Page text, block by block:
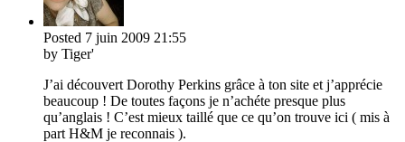
Posted 7 juin 2009 21:55
by Tiger'
J’ai découvert Dorothy Perkins grâce à ton site et j’apprécie
beaucoup ! De toutes façons je n’achéte presque plus
qu’anglais ! C’est mieux taillé que ce qu’on trouve ici ( mis à
part H&M je reconnais ).